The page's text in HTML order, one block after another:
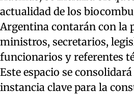
actualidad de los
Argentina contarán con la
ministros, secretarios,
funcionarios y referentes
Este espacio se
instancia clave para la